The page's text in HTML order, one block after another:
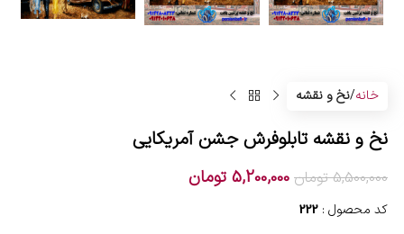
خانه نخ و نقشه
نخ و نقشه تابلوفرش جشن آمریکایی
5,500,000 تومان 5,200,000 تومان
کد محصول : 222